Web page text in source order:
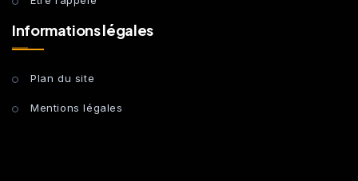
Informations légales
Plan du site
Mentions légales